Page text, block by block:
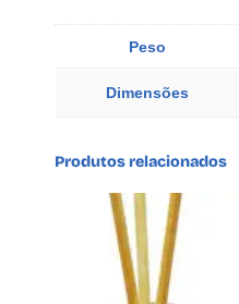
Peso
Dimensões
Produtos relacionados